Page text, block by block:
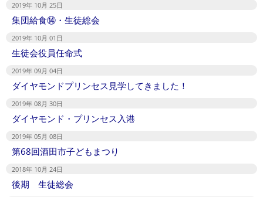
2019年 10月 25日
集団給食⑭・生徒総会
2019年 10月 01日
生徒会役員任命式
2019年 09月 04日
ダイヤモンドプリンセス見学してきました！
2019年 08月 30日
ダイヤモンド・プリンセス入港
2019年 05月 08日
第68回酒田市子どもまつり
2018年 10月 24日
後期 生徒総会